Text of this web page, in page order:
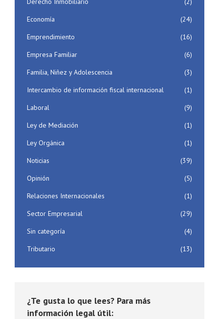
Economía
(24)
Emprendimiento
(16)
Empresa Familiar
(6)
Familia, Niñez y Adolescencia
(3)
Intercambio de información fiscal internacional
(1)
Laboral
(9)
Ley de Mediación
(1)
Ley Orgánica
(1)
Noticias
(39)
Opinión
(5)
Relaciones Internacionales
(1)
Sector Empresarial
(29)
Sin categoría
(4)
Tributario
(13)
¿Te gusta lo que lees? Para más
información legal útil: